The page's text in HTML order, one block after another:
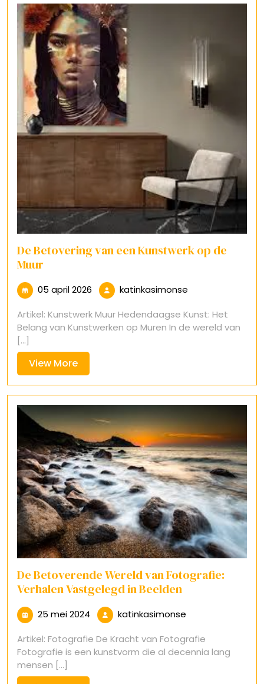
De Betovering van een Kunstwerk op de
Muur
05 april 2026 05
april
2026
katinkasimonse
Artikel: Kunstwerk Muur Hedendaagse Kunst: Het
Belang van Kunstwerken op Muren In de wereld van
[...]
View MoreView
More
De Betoverende Wereld van Fotografie:
Verhalen Vastgelegd in Beelden
25 mei 2024 25
mei
2024
katinkasimonse
Artikel: Fotografie De Kracht van Fotografie
Fotografie is een kunstvorm die al decennia lang
mensen [...]